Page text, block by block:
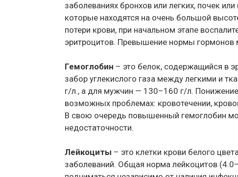
заболеваниях бронхов или легких, почек
которые находятся на очень большой
потери крови, при начальном этапе
эритроцитов. Превышение нормы гормонов
Гемоглобин – это белок, содержащийся в
забор углекислого газа между легкими и
г/л., а для мужчин — 130–160 г/л. Понижение
возможных проблемах: кровотечении,
В свою очередь повышенный гемоглобин
недостаточности.
Лейкоциты – это клетки крови белого
заболеваний. Общая норма лейкоцитов